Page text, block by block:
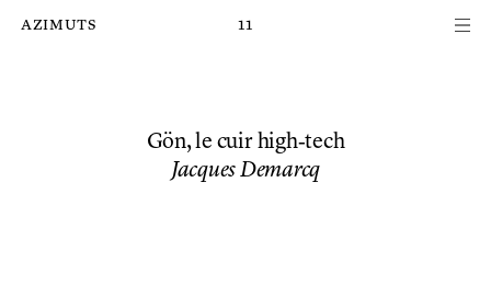
azimuts 11
Gön, le cuir high‑tech
Jacques Demarcq